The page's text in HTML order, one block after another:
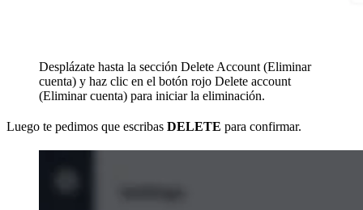
Desplázate hasta la sección Delete Account (Eliminar
cuenta) y haz clic en el botón rojo Delete account
(Eliminar cuenta) para iniciar la eliminación.
Luego te pedimos que escribas DELETE para confirmar.